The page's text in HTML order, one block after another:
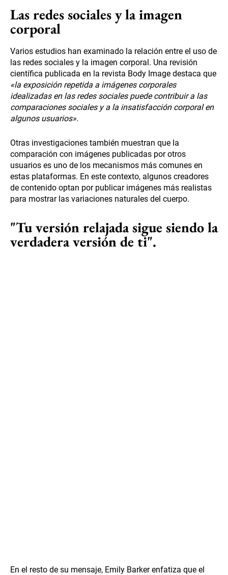
Las redes sociales y la imagen
corporal
Varios estudios han examinado la relación entre el uso de
las redes sociales y la imagen corporal. Una revisión
científica publicada en la revista Body Image destaca que
«la exposición repetida a imágenes corporales
idealizadas en las redes sociales puede contribuir a las
comparaciones sociales y a la insatisfacción corporal en
algunos usuarios».
Otras investigaciones también muestran que la
comparación con imágenes publicadas por otros
usuarios es uno de los mecanismos más comunes en
estas plataformas. En este contexto, algunos creadores
de contenido optan por publicar imágenes más realistas
para mostrar las variaciones naturales del cuerpo.
"Tu versión relajada sigue siendo la
verdadera versión de ti".
En el resto de su mensaje, Emily Barker enfatiza que el